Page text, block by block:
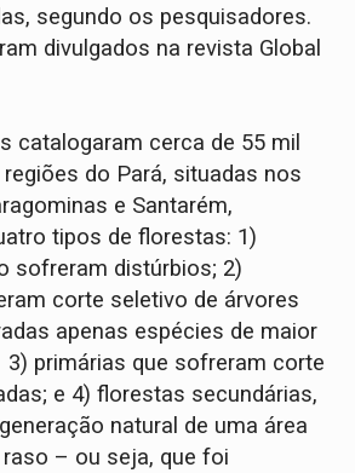
segundo os pesquisadores.
divulgados na revista Global
catalogaram cerca de 55 mil
do Pará, situadas nos
e Santarém,
tipos de florestas: 1)
sofreram distúrbios; 2)
corte seletivo de árvores
apenas espécies de maior
primárias que sofreram corte
e 4) florestas secundárias,
natural de uma área
– ou seja, que foi